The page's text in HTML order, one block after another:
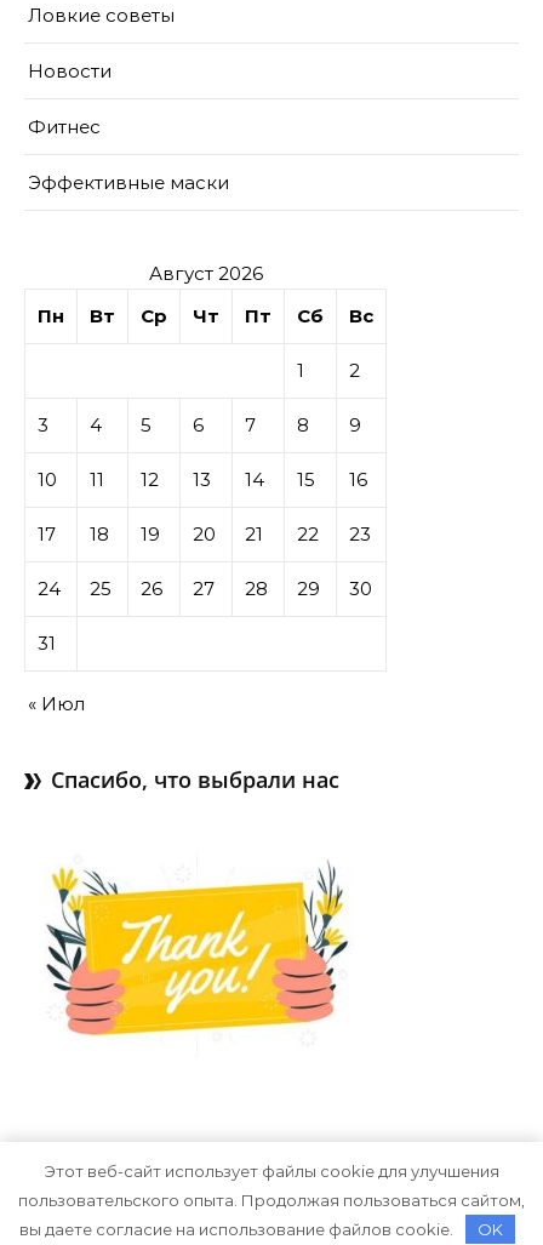
Ловкие советы
Новости
Фитнес
Эффективные маски
Август 2026
Пн
Вт Ср Чт Пт Сб Вс
1 2
3 4 5 6 7 8 9
10 11 12 13 14 15 16
17 18 19 20 21 22 23
24 25 26 27 28 29 30
31
« Июл
Спасибо, что выбрали нас
Тема Graceful от Optima Themes
Этот веб-сайт использует файлы cookie для улучшения
пользовательского опыта. Продолжая пользоваться сайтом,
вы даете согласие на использование файлов cookie.
OK